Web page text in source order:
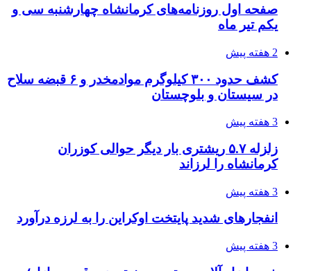
صفحه اول روزنامه‌های کرمانشاه چهارشنبه سی و
یکم تیر ماه
2 هفته پیش
کشف حدود ۳۰۰ کیلوگرم موادمخدر و ۶ قبضه سلاح
در سیستان و بلوچستان
3 هفته پیش
زلزله ۵.۷ ریشتری بار دیگر حوالی کوزران
کرمانشاه را لرزاند
3 هفته پیش
انفجارهای شدید پایتخت اوکراین را به لرزه درآورد
3 هفته پیش